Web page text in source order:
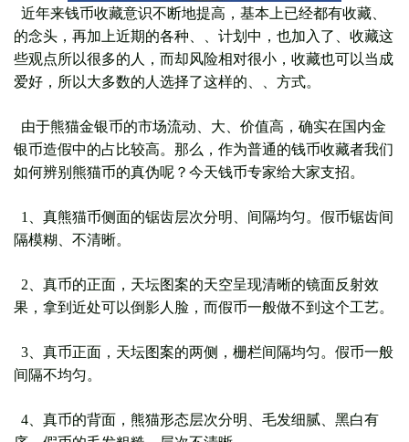
近年来钱币收藏意识不断地提高，基本上已经都有收藏、
的念头，再加上近期的各种、、计划中，也加入了、收藏这
些观点所以很多的人，而却风险相对很小，收藏也可以当成
爱好，所以大多数的人选择了这样的、、方式。
由于熊猫金银币的市场流动、大、价值高，确实在国内金
银币造假中的占比较高。那么，作为普通的钱币收藏者我们
如何辨别熊猫币的真伪呢？今天钱币专家给大家支招。
1、真熊猫币侧面的锯齿层次分明、间隔均匀。假币锯齿间
隔模糊、不清晰。
2、真币的正面，天坛图案的天空呈现清晰的镜面反射效
果，拿到近处可以倒影人脸，而假币一般做不到这个工艺。
3、真币正面，天坛图案的两侧，栅栏间隔均匀。假币一般
间隔不均匀。
4、真币的背面，熊猫形态层次分明、毛发细腻、黑白有